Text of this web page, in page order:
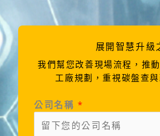
展開智慧升級
我們幫您改善現場流程，推
工廠規劃，重視碳盤查
公司名稱 *